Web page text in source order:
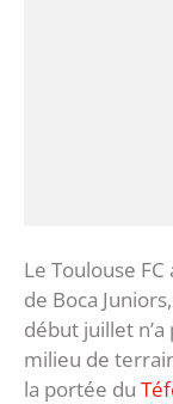
Le Toulouse
de Boca
début juillet
milieu de
la portée du